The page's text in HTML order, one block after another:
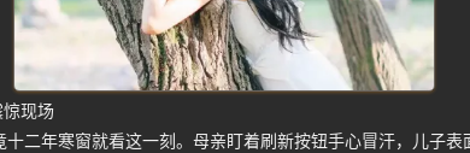
现场
二年寒窗就看这一刻。母亲盯着刷新按钮手心冒汗，儿子